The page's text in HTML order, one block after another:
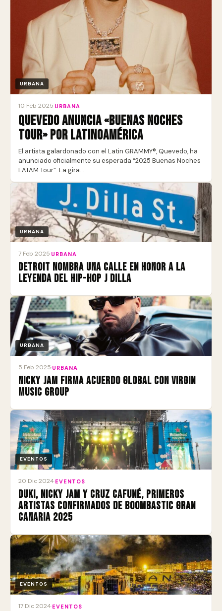
URBANA
10 Feb 2025 URBANA
Quevedo anuncia «Buenas Noches
Tour» por Latinoamérica
El artista galardonado con el Latin GRAMMY®, Quevedo, ha
anunciado oficialmente su esperada “2025 Buenas Noches
LATAM Tour”. La gira…
URBANA
7 Feb 2025 URBANA
Detroit nombra una calle en honor a la
leyenda del Hip-Hop J Dilla
URBANA
5 Feb 2025 URBANA
Nicky Jam firma acuerdo global con Virgin
Music Group
EVENTOS
20 Dic 2024 EVENTOS
Duki, Nicky Jam y Cruz Cafuné, primeros
artistas confirmados de Boombastic Gran
Canaria 2025
EVENTOS
17 Dic 2024 EVENTOS